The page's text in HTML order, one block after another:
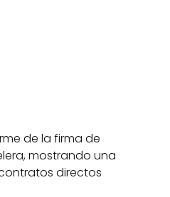
de la firma de
mostrando una
directos